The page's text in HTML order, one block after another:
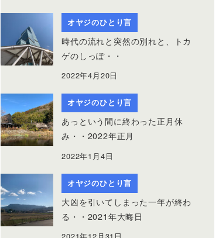
オヤジのひとり言
時代の流れと突然の別れと、トカ
ゲのしっぽ・・
2022年4月20日
オヤジのひとり言
あっという間に終わった正月休
み・・2022年正月
2022年1月4日
オヤジのひとり言
大凶を引いてしまった一年が終わ
る・・2021年大晦日